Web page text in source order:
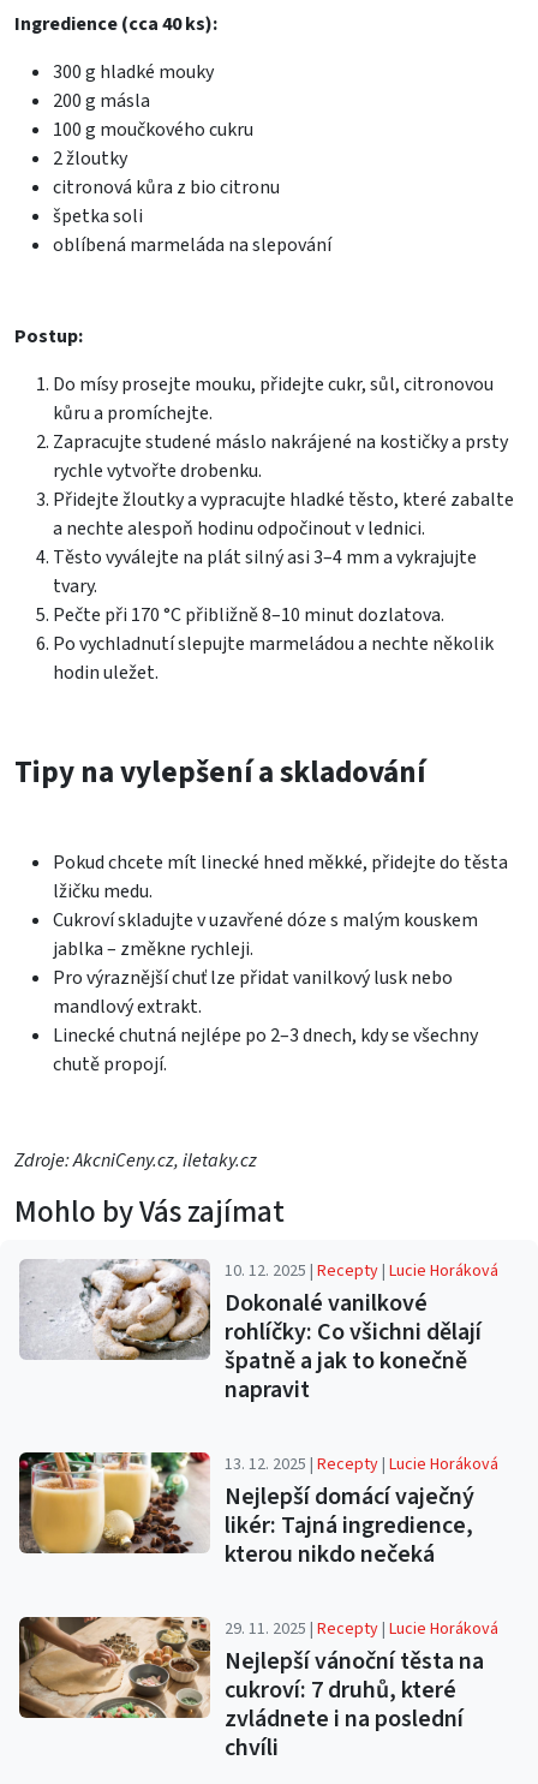
Ingredience (cca 40 ks):
300 g hladké mouky
200 g másla
100 g moučkového cukru
2 žloutky
citronová kůra z bio citronu
špetka soli
oblíbená marmeláda na slepování
Postup:
Do mísy prosejte mouku, přidejte cukr, sůl, citronovou
kůru a promíchejte.
Zapracujte studené máslo nakrájené na kostičky a prsty
rychle vytvořte drobenku.
Přidejte žloutky a vypracujte hladké těsto, které zabalte
a nechte alespoň hodinu odpočinout v lednici.
Těsto vyválejte na plát silný asi 3–4 mm a vykrajujte
tvary.
Pečte při 170 °C přibližně 8–10 minut dozlatova.
Po vychladnutí slepujte marmeládou a nechte několik
hodin uležet.
Tipy na vylepšení a skladování
Pokud chcete mít linecké hned měkké, přidejte do těsta
lžičku medu.
Cukroví skladujte v uzavřené dóze s malým kouskem
jablka – změkne rychleji.
Pro výraznější chuť lze přidat vanilkový lusk nebo
mandlový extrakt.
Linecké chutná nejlépe po 2–3 dnech, kdy se všechny
chutě propojí.
Zdroje: AkcniCeny.cz, iletaky.cz
Mohlo by Vás zajímat
10. 12. 2025 |Recepty|Lucie Horáková
Dokonalé vanilkové
rohlíčky: Co všichni dělají
špatně a jak to konečně
napravit
13. 12. 2025 |Recepty|Lucie Horáková
Nejlepší domácí vaječný
likér: Tajná ingredience,
kterou nikdo nečeká
29. 11. 2025 |Recepty|Lucie Horáková
Nejlepší vánoční těsta na
cukroví: 7 druhů, které
zvládnete i na poslední
chvíli